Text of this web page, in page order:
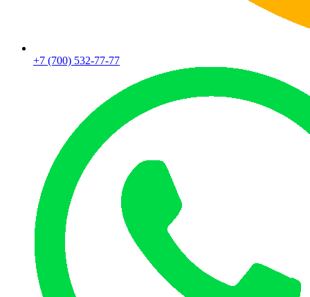
+7 (700) 532-77-77